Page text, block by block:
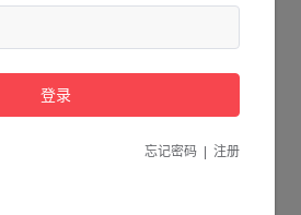
确，或点击下面的按钮返回首页。
登录
忘记密码 注册